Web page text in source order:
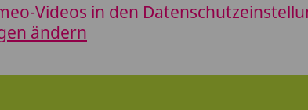
Videos in den
ändern